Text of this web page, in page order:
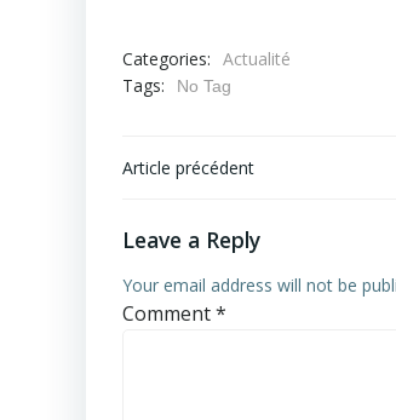
Categories: Actualité
Tags:
No Tag
Post
navigation
Article précédent
Leave a Reply
Your email address will not be
Comment*